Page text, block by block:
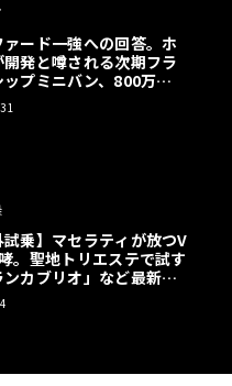
ァード一強への回答。ホ
開発と噂される次期フラ
ップミニバン、800万円
【予想CG】
試乗】マセラティが放つV
。聖地トリエステで試す
ンカブリオ」など最新ト
3台の官能評価《LE VO
》